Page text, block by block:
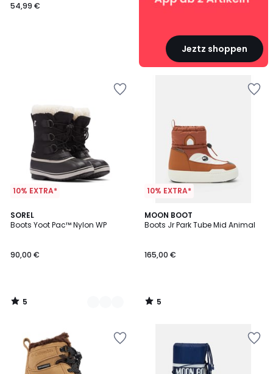
54,99 €
Jeztz shoppen
10% EXTRA*
SOREL
Boots Yoot Pac™ Nylon WP
90,00 €
5
/
3
Farben
5
/
10% EXTRA*
MOON BOOT
Boots Jr Park Tube Mid Animal
165,00 €
5
/
5
/